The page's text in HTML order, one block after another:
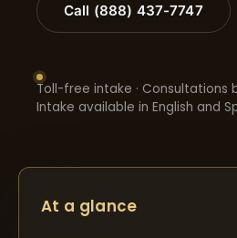
Call (888) 437-7747
Toll-free intake · Consultations
Intake available in English and
At a glance